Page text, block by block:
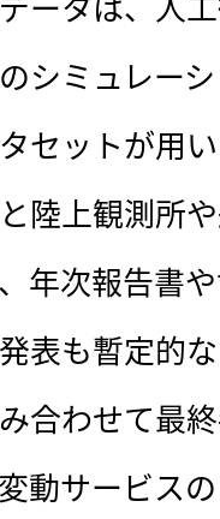
シミュレー
セットが用
陸上観測所
年次報告書
表も暫定的
合わせて最
動サービス